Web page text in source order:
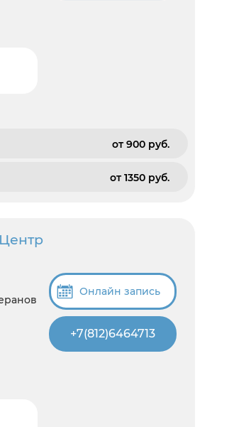
от 900 pуб.
от 1350 pуб.
Онлайн запись
+7(812)6464713